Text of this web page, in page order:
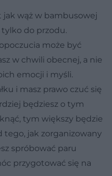
jak wąż w bambusowej
tylko do przodu.
może być
w chwili obecnej, a nie
emocji i myśli.
i masz prawo czuć się
będziesz o tym
tym większy będzie
tego, jak zorganizowany
spróbować paru
przygotować się na